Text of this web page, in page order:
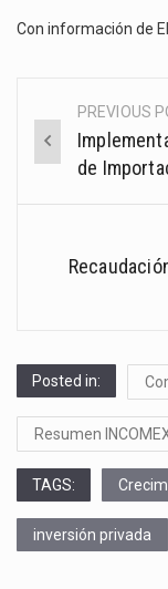
Con información de
Post
navigation
PREVIOUS
de
Posted in:
Resumen
TAGS:
inversión privada